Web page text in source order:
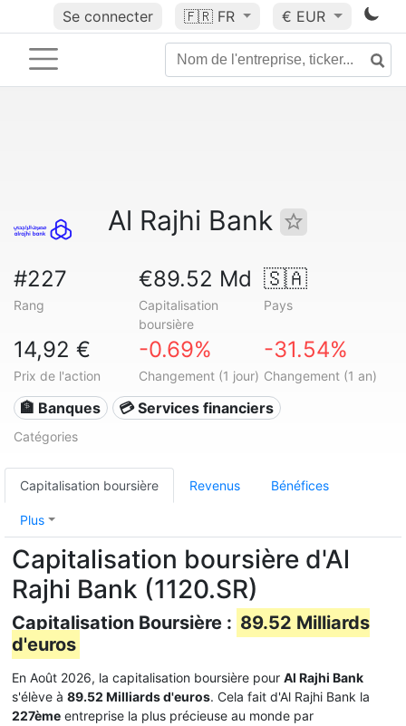
Se connecter 🇫🇷 FR € EUR
Al Rajhi Bank
#227
Rang
€89.52 Md
Capitalisation
boursière
🇸🇦
Pays
14,92 €
Prix de l'action
-0.69%
Changement (1 jour)
-31.54%
Changement (1 an)
🏦 Banques 💳 Services financiers
Catégories
Capitalisation boursière Revenus Bénéfices
Plus
Capitalisation boursière d'Al
Rajhi Bank (1120.SR)
Capitalisation Boursière : 89.52 Milliards
d'euros
En Août 2026, la capitalisation boursière pour Al Rajhi Bank
s'élève à 89.52 Milliards d'euros. Cela fait d'Al Rajhi Bank la
227ème entreprise la plus précieuse au monde par